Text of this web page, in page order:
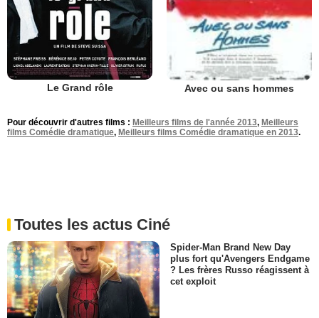
Le Grand rôle Avec ou sans hommes
Pour découvrir d'autres films : Meilleurs films de l'année 2013, Meilleurs
films Comédie dramatique, Meilleurs films Comédie dramatique en 2013.
Toutes les actus Ciné
Spider-Man Brand New Day
plus fort qu'Avengers Endgame
? Les frères Russo réagissent à
cet exploit